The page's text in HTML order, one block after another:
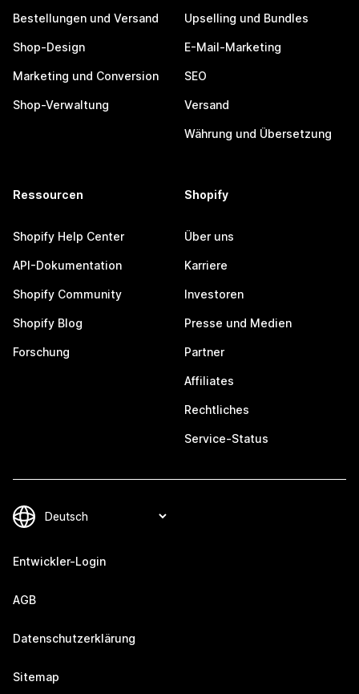
Bestellungen und Versand
Shop-Design
Marketing und Conversion
Shop-Verwaltung
Upselling und Bundles
E-Mail-Marketing
SEO
Versand
Währung und Übersetzung
Ressourcen
Shopify Help Center
API-Dokumentation
Shopify Community
Shopify Blog
Forschung
Shopify
Über uns
Karriere
Investoren
Presse und Medien
Partner
Affiliates
Rechtliches
Service-Status
Entwickler-Login
AGB
Datenschutzerklärung
Sitemap